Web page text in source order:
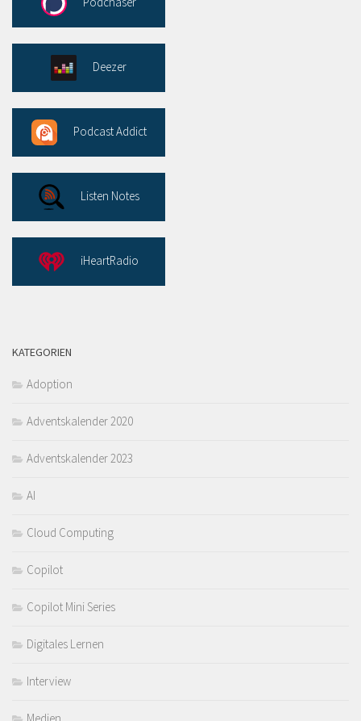
Deezer
Podcast Addict
Listen Notes
iHeartRadio
KATEGORIEN
Adoption
Adventskalender 2020
Adventskalender 2023
AI
Cloud Computing
Copilot
Copilot Mini Series
Digitales Lernen
Interview